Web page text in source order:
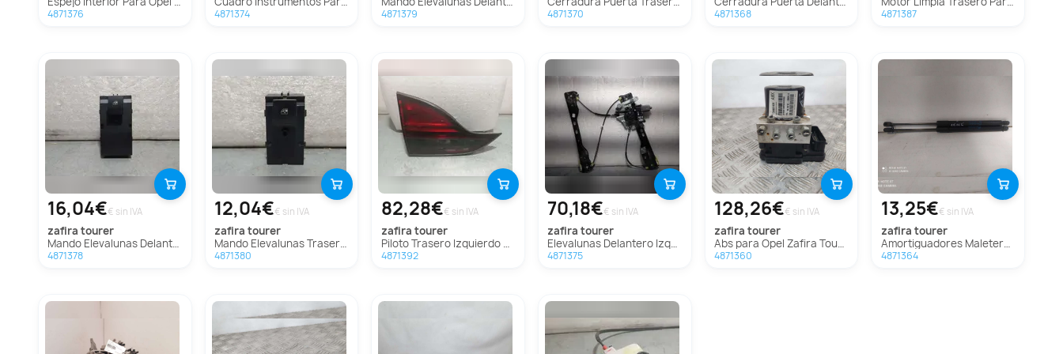
4871376 4871374 4871379 4871370 4871368 4871387
16,04€€ sin IVA
zafira tourer
Mando Elevalunas Delantero Derecho Para Opel Zafira Tourer
4871378
12,04€€ sin IVA
zafira tourer
Mando Elevalunas Trasero Derecho Para Opel Zafira Tourer
4871380
82,28€€ sin IVA
zafira tourer
Piloto Trasero Izquierdo Para Opel Zafira Tourer
4871392
70,18€€ sin IVA
zafira tourer
Elevalunas Delantero Izquierdo para Opel Zafira Tourer
4871375
128,26€€ sin IVA
zafira tourer
Abs para Opel Zafira Tourer
4871360
13,25€€ sin IVA
zafira tourer
Amortiguadores Maletero / Porton para Opel Zafira Tourer
4871364